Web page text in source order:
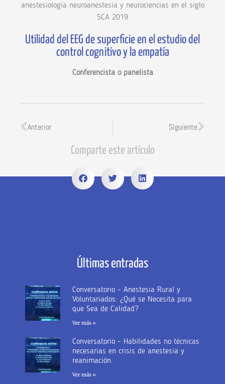
anestesiologia neuroanestesia y neurociencias en el siglo
SCA 2019
Utilidad del EEG de superficie en el estudio del
control cognitivo y la empatía
Conferencista o panelista
Anterior Siguiente
Comparte este artículo
Últimas entradas
Conversatorio – Anestesia Rural y
Voluntariados: ¿Qué se Necesita para
que Sea de Calidad?
Ver más »
Conversatorio – Habilidades no técnicas
necesarias en crisis de anestesia y
reanimación.
Ver más »